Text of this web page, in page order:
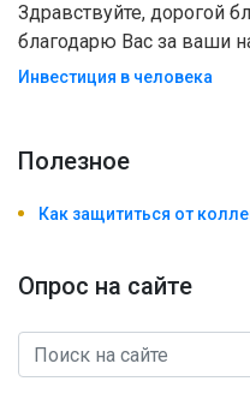
Здравствуйте, дорогой
благодарю Вас за ваши
Инвестиция в человека
Полезноe
Как защититься от
Опрос на сайте